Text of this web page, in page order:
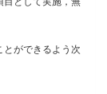
ができるよう次